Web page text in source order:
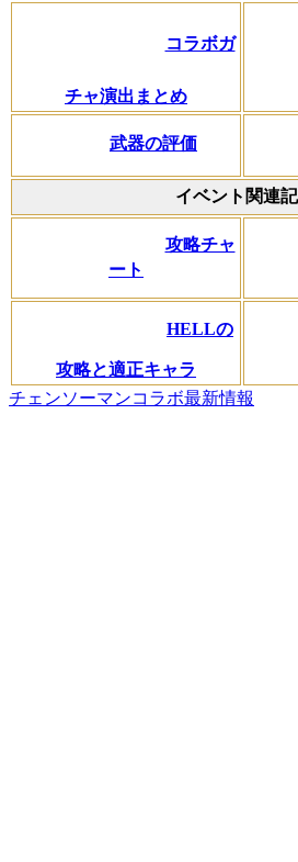
コラボガ
チャ演出まとめ
武器の評価
イベント関連
攻略チャ
ート
HELLの
攻略と適正キャラ
チェンソーマンコラボ最新情報